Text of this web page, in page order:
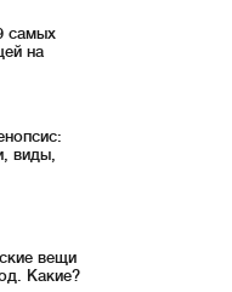
самых
на
виды,
вещи
Какие?